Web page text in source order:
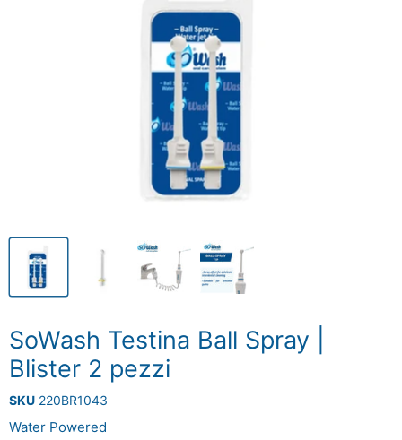
SoWash Testina Ball Spray |
Blister 2 pezzi
SKU 220BR1043
Water Powered